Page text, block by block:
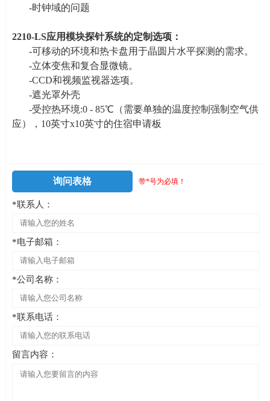
-时钟域的问题
2210-LS应用模块探针系统的定制选项：
-可移动的环境和热卡盘用于晶圆片水平探测的需求。
-立体变焦和复合显微镜。
-CCD和视频监视器选项。
-遮光罩外壳
-受控热环境:0 - 85℃（需要单独的温度控制强制空气供
应）， 10英寸x10英寸的住宿申请板
询问表格 带*号为必填！
*联系人：
*电子邮箱：
*公司名称：
*联系电话：
留言内容：